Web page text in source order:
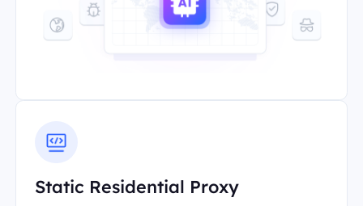
Static Residential Proxy